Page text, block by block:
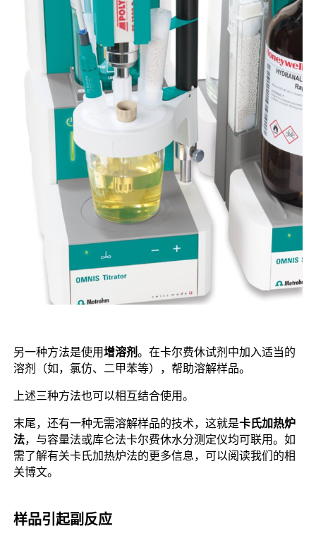
另一种方法是使用增溶剂。在卡尔费休试剂中加入适当的
溶剂（如，氯仿、二甲苯等），帮助溶解样品。
上述三种方法也可以相互结合使用。
末尾，还有一种无需溶解样品的技术，这就是卡氏加热炉
法，与容量法或库仑法卡尔费休水分测定仪均可联用。如
需了解有关卡氏加热炉法的更多信息，可以阅读我们的相
关博文。
样品引起副反应